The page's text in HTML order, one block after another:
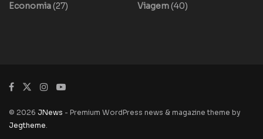
Economia(27)
Viagem(40)
© 2026 JNews - Premium WordPress news & magazine theme by
Jegtheme.